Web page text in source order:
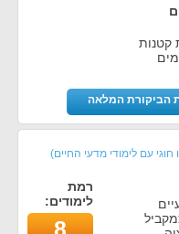
קטנות
הביקורת המלאה
חוגי עם לימודי מדעי החיים)
רמת
לימודים:
8